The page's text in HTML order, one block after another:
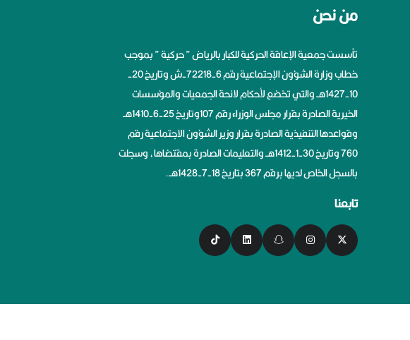
من نحن
تأسست جمعية الإعاقة الحركية للكبار بالرياض ” حركية ” بموجب
خطاب وزارة الشؤون الإجتماعية رقم 6-72218-ش وتاريخ 20-
10-1427هــ والتي تخضع لأحكام لائحة الجمعيات والمؤسسات
الخيرية الصادرة بقرار مجلس الوزراء رقم 107وتاريخ 25-6-1410هــ
وقواعدها التنفيذية الصادرة بقرار وزير الشؤون الاجتماعية رقم
760 وتاريخ 30-1-1412هــ والتعليمات الصادرة بمقتضاها، وسجلت
بالسجل الخاص لديها برقم 367 بتاريخ 18-7-1428هــ.
تابعنا